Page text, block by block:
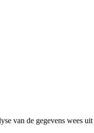
van de gegevens wees